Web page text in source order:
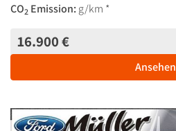
CO2 Emission: g/km *
16.900 €
Ansehen